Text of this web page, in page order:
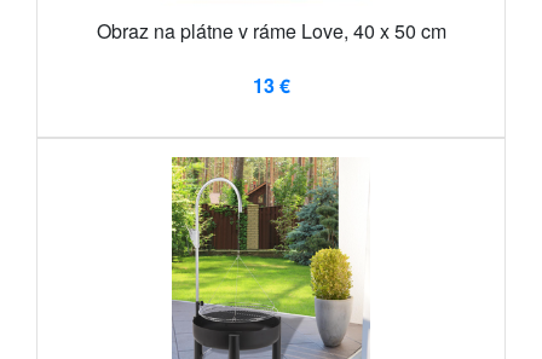
Obraz na plátne v ráme Love, 40 x 50 cm
13 €